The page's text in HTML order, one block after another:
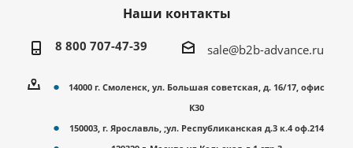
Наши контакты
8 800 707-47-39 sale@b2b-advance.ru
14000 г. Смоленск, ул. Большая советская, д. 16/17, офис
К30
150003, г. Ярославль, ;ул. Республиканская д.3 к.4 оф.214